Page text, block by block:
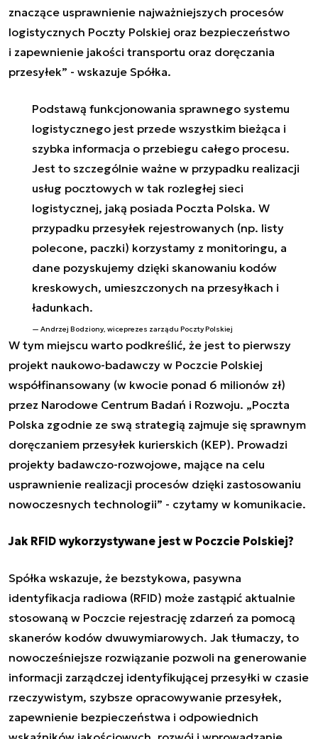
znaczące usprawnienie najważniejszych procesów
logistycznych Poczty Polskiej oraz bezpieczeństwo
i zapewnienie jakości transportu oraz doręczania
przesyłek” - wskazuje Spółka.
Podstawą funkcjonowania sprawnego systemu
logistycznego jest przede wszystkim bieżąca i
szybka informacja o przebiegu całego procesu.
Jest to szczególnie ważne w przypadku realizacji
usług pocztowych w tak rozległej sieci
logistycznej, jaką posiada Poczta Polska. W
przypadku przesyłek rejestrowanych (np. listy
polecone, paczki) korzystamy z monitoringu, a
dane pozyskujemy dzięki skanowaniu kodów
kreskowych, umieszczonych na przesyłkach i
ładunkach.
Andrzej Bodziony, wiceprezes zarządu Poczty Polskiej
W tym miejscu warto podkreślić, że jest to pierwszy
projekt naukowo-badawczy w Poczcie Polskiej
współfinansowany (w kwocie ponad 6 milionów zł)
przez Narodowe Centrum Badań i Rozwoju. „Poczta
Polska zgodnie ze swą strategią zajmuje się sprawnym
doręczaniem przesyłek kurierskich (KEP). Prowadzi
projekty badawczo-rozwojowe, mające na celu
usprawnienie realizacji procesów dzięki zastosowaniu
nowoczesnych technologii” - czytamy w komunikacie.
Jak RFID wykorzystywane jest w Poczcie Polskiej?
Spółka wskazuje, że bezstykowa, pasywna
identyfikacja radiowa (RFID) może zastąpić aktualnie
stosowaną w Poczcie rejestrację zdarzeń za pomocą
skanerów kodów dwuwymiarowych. Jak tłumaczy, to
nowocześniejsze rozwiązanie pozwoli na generowanie
informacji zarządczej identyfikującej przesyłki w czasie
rzeczywistym, szybsze opracowywanie przesyłek,
zapewnienie bezpieczeństwa i odpowiednich